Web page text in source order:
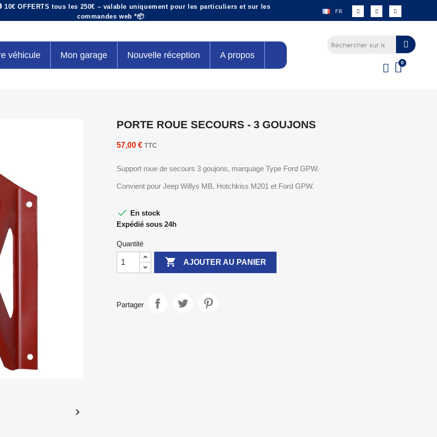
10€ OFFERTS tous les 250€ – valable uniquement pour les particuliers et sur les
commandes web *📦
FR
véhicule Mon garage Nouvelle réception A propos

PORTE ROUE SECOURS - 3 GOUJONS
57,00 € TTC
Support roue de secours 3 goujons, marquage Type Ford GPW.
Convient pour Jeep Willys MB, Hotchkiss M201 et Ford GPW.
 En stock
Expédié sous 24h
Quantité
 AJOUTER AU PANIER
Partager